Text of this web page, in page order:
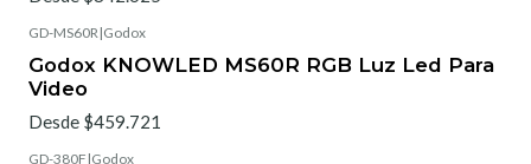
GD-MS60R |Godox
Godox KNOWLED MS60R RGB Luz Led Para
Video
Desde $459.721
GD-380F |Godox